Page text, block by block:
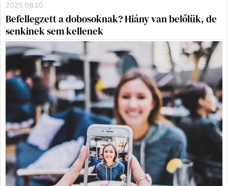
2025.08.10.
Befellegzett a dobosoknak? Hiány van belőlük, de
senkinek sem kellenek